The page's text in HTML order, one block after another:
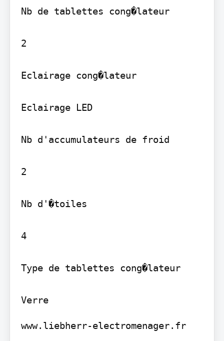
Nb de tablettes cong�lateur
2
Eclairage cong�lateur
Eclairage LED
Nb d'accumulateurs de froid
2
Nb d'�toiles
4
Type de tablettes cong�lateur
Verre
www.liebherr-electromenager.fr